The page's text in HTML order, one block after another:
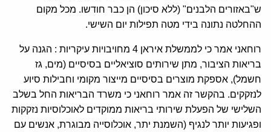
ש"באזורים הלבנים" (ללא סיכון) הן כבר חודשו. מכל מקום
ההחלטה נתונה בידי מטה תפילות יום השישי.
רוחאני אמר כי לממשלת איראן 4 מחויבויות עיקריות : הגנה על
בריאות הציבור, מתן שירותים סוציאליים בסיסיים (מים, גז
חשמל), אספקת מוצרים בסיסיים מייצור מקומי וחבילות סיוע
לנזקקים. בהקשר זה אמר רוחאני כי משרד הבריאות החל בשלב
השלישי של הפעלת שירותי בריאות ממוקדים לאוכלוסיות נזקקות
ופגיעות יותר לנגיף (השמנת יתר, אוכלוסייה מבוגרת, אנשים עם